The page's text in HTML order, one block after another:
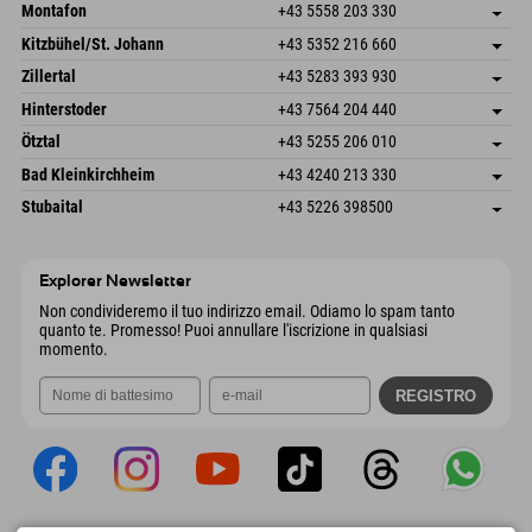
Montafon +43 5558 203 330
Dorfstr. 127b
6793 Gaschurn/Montafon
Austria
Salva indirizzo
Prenotazione
Kitzbühel/St. Johann +43 5352 216 660
Speckbacherstraße 87
Austria
Salva indirizzo
Prenotazione
Zillertal +43 5283 393 930
Schmiedau 2
Austria
Salva indirizzo
Prenotazione
Hinterstoder +43 7564 204 440
Freizeitpark 10
Austria
Salva indirizzo
Prenotazione
Ötztal +43 5255 206 010
Gscheat 14
Austria
Salva indirizzo
Prenotazione
Bad Kleinkirchheim +43 4240 213 330
Dorfstraße 24
Salva indirizzo
Stubaital +43 5226 398500
Explorer Newsletter
Non condivideremo il tuo indirizzo email. Odiamo lo spam tanto
quanto te. Promesso! Puoi annullare l'iscrizione in qualsiasi
momento.